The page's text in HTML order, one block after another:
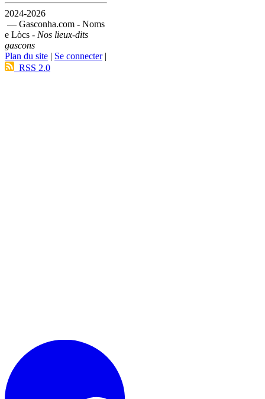
2024-2026
— Gasconha.com - Noms
e Lòcs - Nos lieux-dits
gascons
Plan du site | Se connecter|
RSS 2.0